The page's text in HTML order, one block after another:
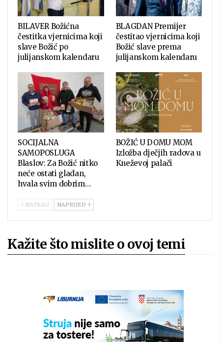
BILAVER Božićna
čestitka vjernicima koji
slave Božić po
julijanskom kalendaru
BLAGDAN Premijer
čestitao vjernicima koji
Božić slave prema
julijanskom kalendaru
SOCIJALNA
SAMOPOSLUGA
Blaslov: Za Božić nitko
neće ostati gladan,
hvala svim dobrim…
BOŽIĆ U DOMU MOM
Izložba dječjih radova u
Kneževoj palači
NATRAG NAPRIJED
Kažite što mislite o ovoj temi